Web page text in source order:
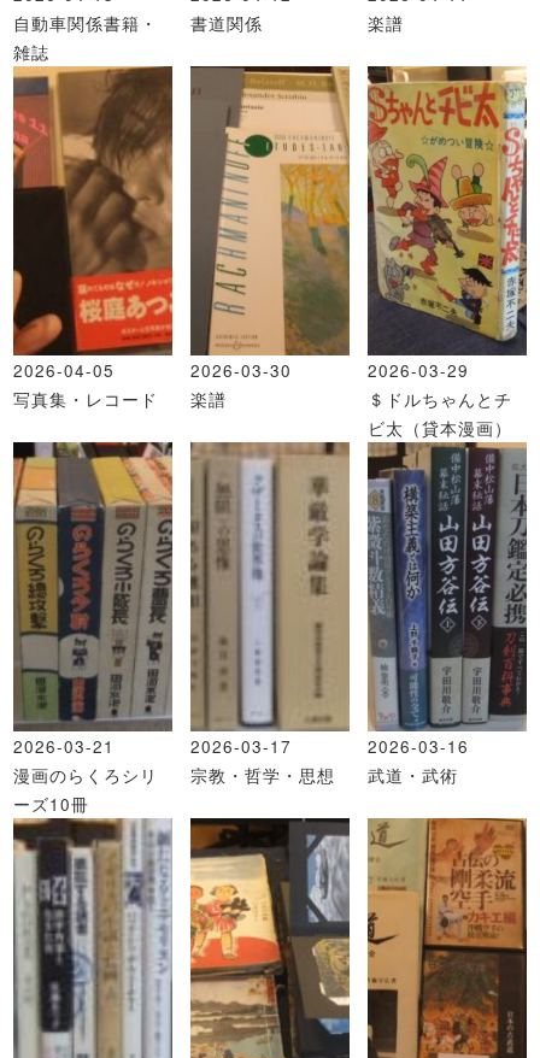
自動車関係書籍・
雑誌
書道関係
楽譜
2026-04-05
写真集・レコード
2026-03-30
楽譜
2026-03-29
＄ドルちゃんとチ
ビ太（貸本漫画）
2026-03-21
漫画のらくろシリ
ーズ10冊
2026-03-17
宗教・哲学・思想
2026-03-16
武道・武術